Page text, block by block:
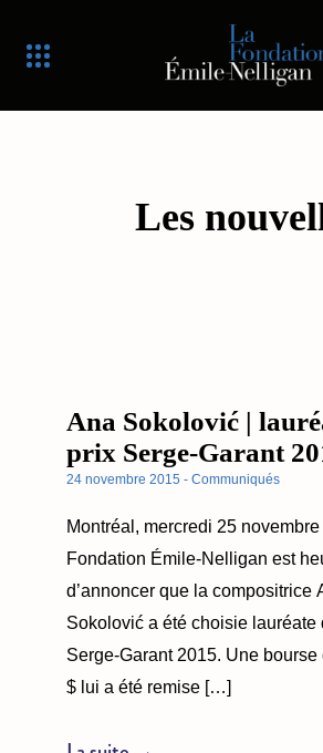
Les
Ana Sokolović |
prix Serge-Garant
24 novembre 2015 - Communiqués
Montréal, mercredi 25
Fondation Émile-Nelligan est
d’annoncer que la compositrice
Sokolović a été choisie lauréate
Serge-Garant 2015. Une bourse
$ lui a été remise […]